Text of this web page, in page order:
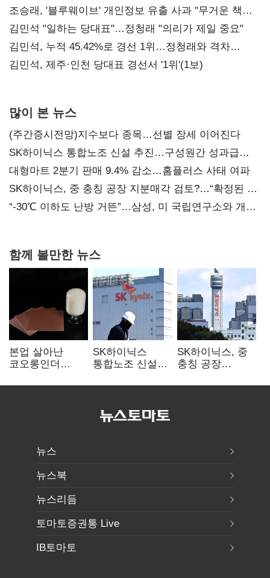
조승래, '블루웨이브' 개인정보 유출 사과 "무거운 책임
통감"
김민석 "일하는 당대표"…정청래 "의리가 제일 중요"
김민석, 누적 45.42%로 경선 1위…정청래와 격차
0.86%p(2보)
김민석, 제주·인천 당대표 경선서 '1위'(1보)
많이 본 뉴스
(주간증시전망)지수보다 종목…선별 장세 이어진다
SK하이닉스 통합노조 신설 추진…구성원간 성과급
불만 확산
대형마트 2분기 판매 9.4% 감소…홈플러스 사태 여파
SK하이닉스, 중 충칭 공장 지분매각 검토?…“확정된 바
없어”
“-30℃ 이하도 난방 거뜬”…삼성, 미 국립연구소와 개발
함께 볼만한 뉴스
본업 살아난
코오롱인더
배터리 소재로
SK하이닉스
통합노조 신설
성과급 불만 확산
SK하이닉스, 중
충칭 공장
검토?…“확정된
뉴스
뉴스북
뉴스리듬
토마토증권통 Live
IB토마토